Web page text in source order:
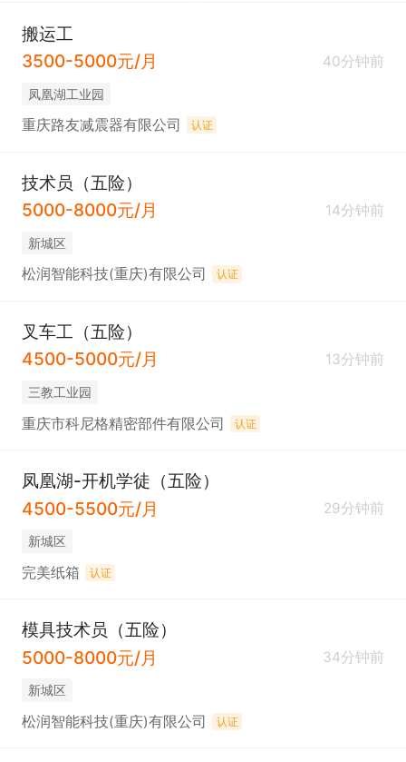
搬运工
3500-5000元/月
40分钟前
凤凰湖工业园
重庆路友减震器有限公司 认证
技术员（五险）
5000-8000元/月
14分钟前
新城区
松润智能科技(重庆)有限公司 认证
叉车工（五险）
4500-5000元/月
13分钟前
三教工业园
重庆市科尼格精密部件有限公司 认证
凤凰湖-开机学徒（五险）
4500-5500元/月
29分钟前
新城区
完美纸箱 认证
模具技术员（五险）
5000-8000元/月
34分钟前
新城区
松润智能科技(重庆)有限公司 认证